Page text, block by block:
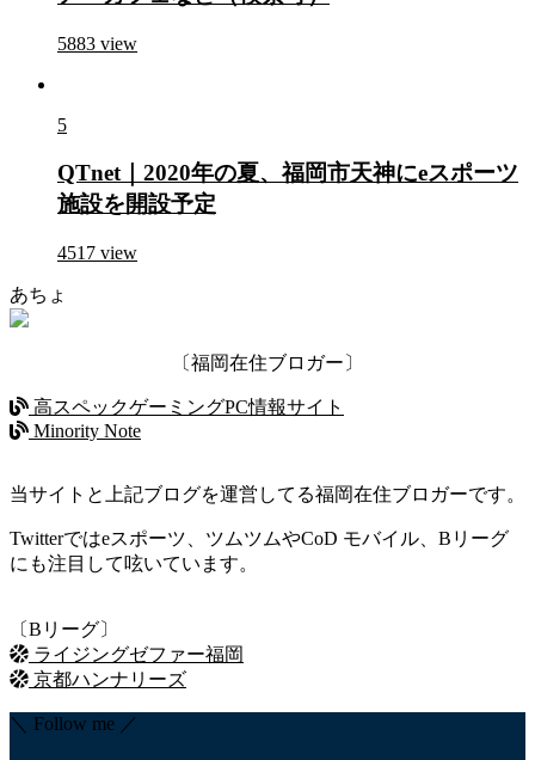
5883 view
5
QTnet｜2020年の夏、福岡市天神にeスポーツ
施設を開設予定
4517 view
あちょ
〔福岡在住ブロガー〕
高スペックゲーミングPC情報サイト
Minority Note
当サイトと上記ブログを運営してる福岡在住ブロガーです。
Twitterではeスポーツ、ツムツムやCoD モバイル、Bリーグ
にも注目して呟いています。
〔Bリーグ〕
ライジングゼファー福岡
京都ハンナリーズ
＼ Follow me ／